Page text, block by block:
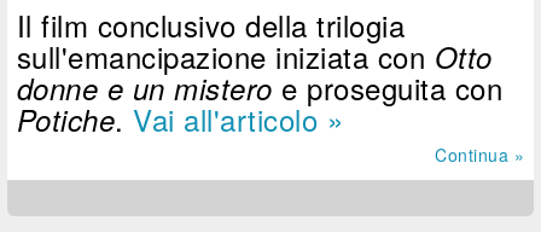
Il film conclusivo della trilogia
sull'emancipazione iniziata con Otto
donne e un mistero e proseguita con
Potiche.Vai all'articolo »
Continua »